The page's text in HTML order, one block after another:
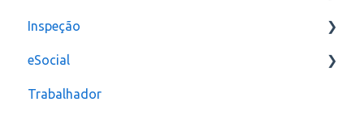
Configurações
assinatura
Inspeção
Relatórios e Indicadores
Inspeção Visual
eSocial
Erros
Trabalhador